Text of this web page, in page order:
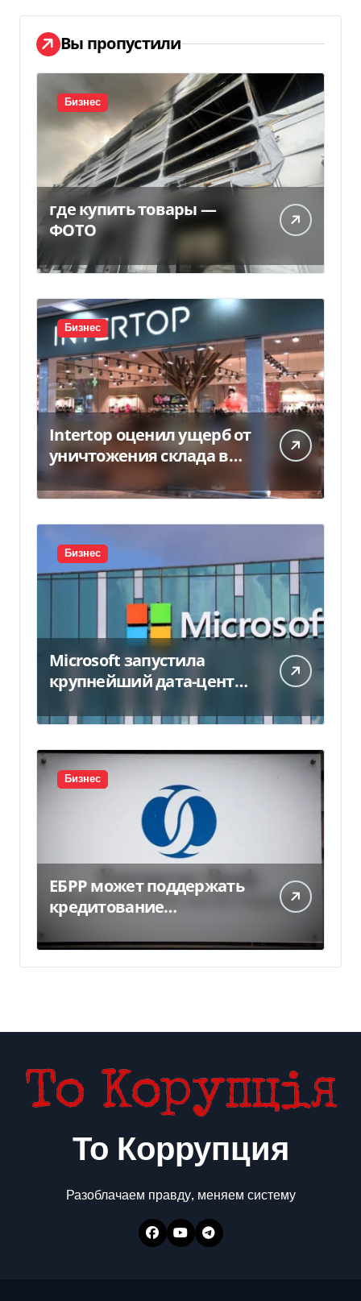
Вы пропустили
Бизнес
где купить товары —
ФОТО
Бизнес
Intertop оценил ущерб от
уничтожения склада в
450 млн грн
Бизнес
Microsoft запустила
крупнейший дата-центр
миллиарда
Бизнес
ЕБРР может поддержать
кредитование
300 млн евро — Delo.ua
То Коррупция
Разоблачаем правду, меняем систему